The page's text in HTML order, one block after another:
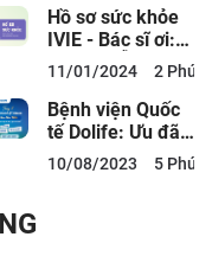
Hồ sơ sức khỏe
IVIE - Bác sĩ ơi:
Hướng dẫn tra
cứu kết quả...
11/01/2024 2 Phút
Bệnh viện Quốc
tế Dolife: Ưu đãi
đặt khám tháng
8 lên đến...
10/08/2023 5 Phút